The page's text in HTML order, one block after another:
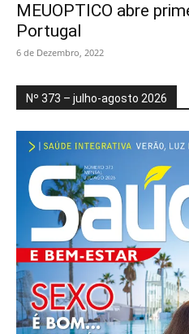
MEUOPTICO abre
Portugal
6 de Dezembro, 2022
Nº 373 – julho-agosto 2026